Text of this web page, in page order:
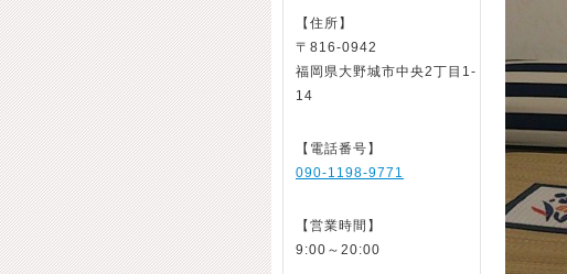
【住所】
〒816-0942
福岡県大野城市中央2丁目1-
14
【電話番号】
090-1198-9771
【営業時間】
9:00～20:00